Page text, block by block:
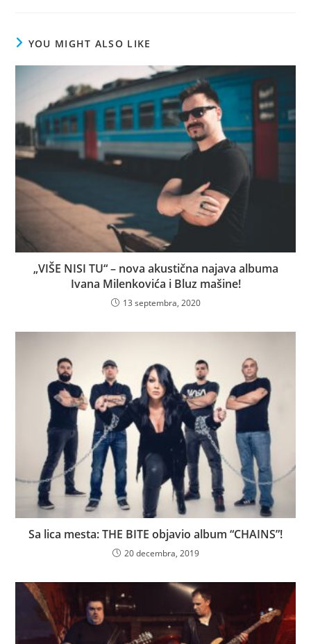
YOU MIGHT ALSO LIKE
„VIŠE NISI TU“ – nova akustična najava albuma
Ivana Milenkovića i Bluz mašine!
13 septembra, 2020
Sa lica mesta: THE BITE objavio album “CHAINS”!
20 decembra, 2019